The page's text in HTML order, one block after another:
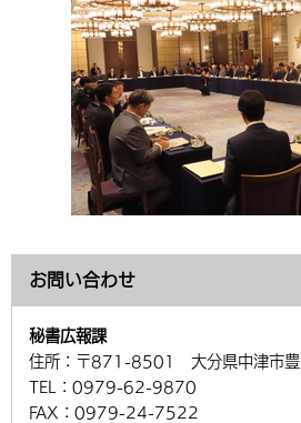
お問い合わせ
秘書広報課
住所： 〒871-8501 大分県中津市豊
TEL： 0979-62-9870
FAX： 0979-24-7522